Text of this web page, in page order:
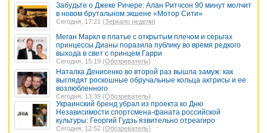
Забудьте о Джеке Ричере: Алан Ритчсон 90 минут молчит
в новом брутальном экшене «Мотор Сити»
Сегодня, 17:21 (Зеркало недели)
Меган Маркл в платье с открытым плечом и серьгах
принцессы Дианы поразила публику во время редкого
выхода в свет с принцем Гарри
Сегодня, 15:19 (Обозреватель)
Наталка Денисенко во второй раз вышла замуж: как
выглядят роскошные обручальные кольца актрисы и ее
возлюбленного
Сегодня, 13:39 (Обозреватель)
Украинский бренд убрал из проекта ко Дню
Независимости спортсмена-фаната российской
культуры: Георгий Гудзь язвительно отреагиро
Сегодня, 12:52 (Обозреватель)